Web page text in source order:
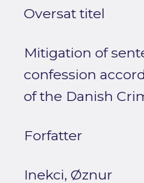
Oversat titel
Mitigation of
confession
of the Danish
Forfatter
Inekci, Øznur